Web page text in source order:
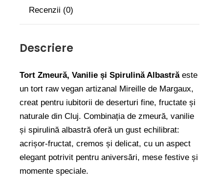
Recenzii (0)
Descriere
Tort Zmeură, Vanilie și Spirulină Albastrăeste
un tort raw vegan artizanal Mireille de Margaux,
creat pentru iubitorii de deserturi fine, fructate și
naturale din Cluj. Combinația de zmeură, vanilie
și spirulină albastră oferă un gust echilibrat:
acrișor-fructat, cremos și delicat, cu un aspect
elegant potrivit pentru aniversări, mese festive și
momente speciale.